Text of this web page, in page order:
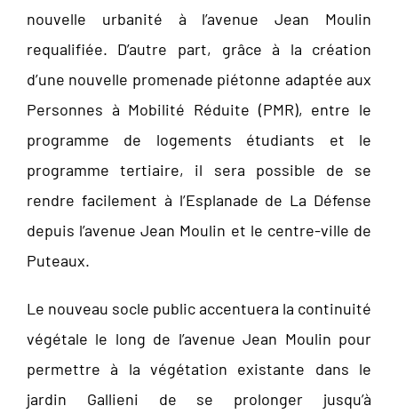
nouvelle urbanité à l’avenue Jean Moulin
requalifiée. D’autre part, grâce à la création
d’une nouvelle promenade piétonne adaptée aux
Personnes à Mobilité Réduite (PMR), entre le
programme de logements étudiants et le
programme tertiaire, il sera possible de se
rendre facilement à l’Esplanade de La Défense
depuis l’avenue Jean Moulin et le centre-ville de
Puteaux.
Le nouveau socle public accentuera la continuité
végétale le long de l’avenue Jean Moulin pour
permettre à la végétation existante dans le
jardin Gallieni de se prolonger jusqu’à